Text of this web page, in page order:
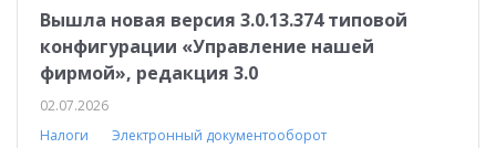
Вышла новая версия 3.0.13.374 типовой
конфигурации «Управление нашей
фирмой», редакция 3.0
02.07.2026
Налоги
Электронный документооборот